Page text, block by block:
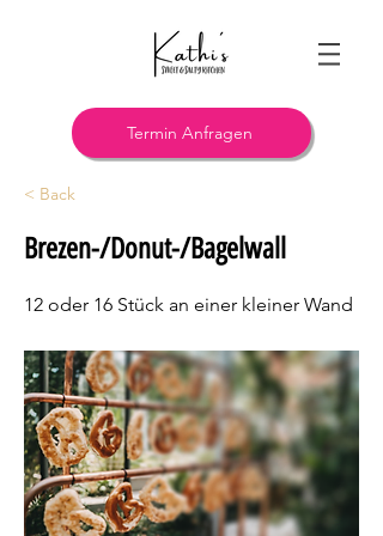
Termin Anfragen
< Back
Brezen-/Donut-/Bagelwall
12 oder 16 Stück an einer kleiner Wand